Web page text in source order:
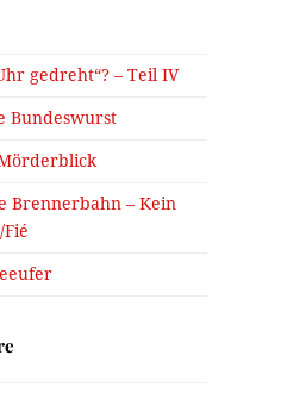
gedreht“? – Teil IV
Bundeswurst
Brennerbahn – Kein